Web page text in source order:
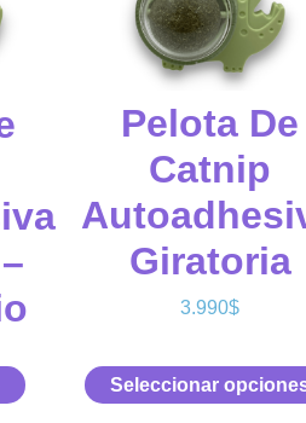
Pelota De
Catnip
Giratoria
3.990$
Seleccionar